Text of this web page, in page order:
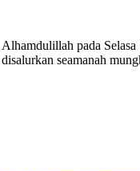
pada
seamanah